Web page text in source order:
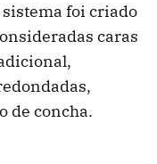
foi criado
caras
de concha.